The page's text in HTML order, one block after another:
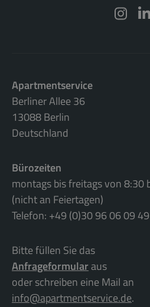
Apartmentservice
Berliner Allee 36
13088 Berlin
Deutschland
Bürozeiten
montags bis freitags von 8:30
(nicht an Feiertagen)
Telefon: +49 (0)30 96 06 09
Bitte füllen Sie das
Anfrageformularaus
oder schreiben eine Mail an
info@apartmentservice.de.